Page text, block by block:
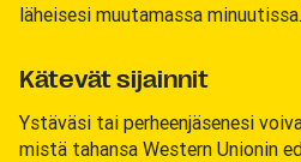
läheisesi muutamassa minuutissa.
Kätevät sijainnit
Ystäväsi tai perheenjäsenesi
mistä tahansa Western Unionin